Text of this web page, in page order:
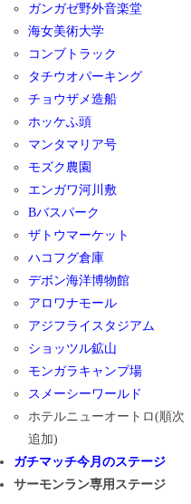
ガンガゼ野外音楽堂
海女美術大学
コンブトラック
タチウオパーキング
チョウザメ造船
ホッケふ頭
マンタマリア号
モズク農園
エンガワ河川敷
Bバスパーク
ザトウマーケット
ハコフグ倉庫
デボン海洋博物館
アロワナモール
アジフライスタジアム
ショッツル鉱山
モンガラキャンプ場
スメーシーワールド
ホテルニューオートロ(順次
追加)
ガチマッチ今月のステージ
サーモンラン専用ステージ